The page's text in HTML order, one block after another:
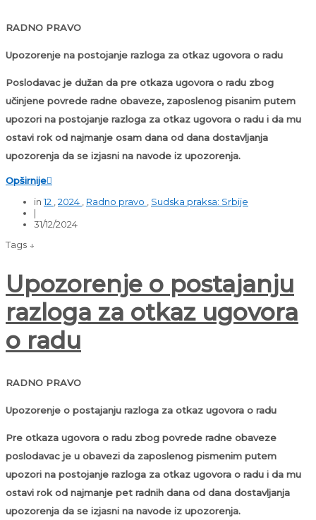
RADNO PRAVO
Upozorenje na postojanje razloga za otkaz ugovora o radu
Poslodavac je dužan da pre otkaza ugovora o radu zbog
učinjene povrede radne obaveze, zaposlenog pisanim putem
upozori na postojanje razloga za otkaz ugovora o radu i da mu
ostavi rok od najmanje osam dana od dana dostavljanja
upozorenja da se izjasni na navode iz upozorenja.
Opširnije
in12 ,2024 , Radno pravo , Sudska praksa: Srbije
|
31/12/2024
Tags ↓
Upozorenje o postajanju
razloga za otkaz ugovora
o radu
RADNO PRAVO
Upozorenje o postajanju razloga za otkaz ugovora o radu
Pre otkaza ugovora o radu zbog povrede radne obaveze
poslodavac je u obavezi da zaposlenog pismenim putem
upozori na postojanje razloga za otkaz ugovora o radu i da mu
ostavi rok od najmanje pet radnih dana od dana dostavljanja
upozorenja da se izjasni na navode iz upozorenja.